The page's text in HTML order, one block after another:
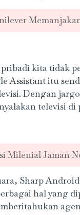
kita tidak
Assistant itu
Dengan
televisi di
Milenial Jaman
Sharp
hal yang